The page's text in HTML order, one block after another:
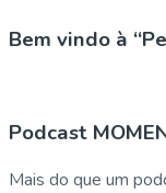
Bem vindo à
Podcast
Mais do que um